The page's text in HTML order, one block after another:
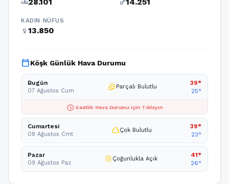
groups male
KADIN NÜFUS
female 13.850
calendar_todayKöşk Günlük Hava Durumu
Bugün
07 Ağustos Cum partly_cloudy_dayParçalı Bulutlu
39°
25°
schedule Saatlik Hava Durumu için Tıklayın
Cumartesi
08 Ağustos Cmt cloudÇok Bulutlu
39°
23°
Pazar
09 Ağustos Paz wb_sunnyÇoğunlukla Açık
41°
26°